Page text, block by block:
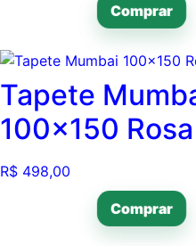
Comprar
Tapete
100×150
R$ 498,00
Comprar